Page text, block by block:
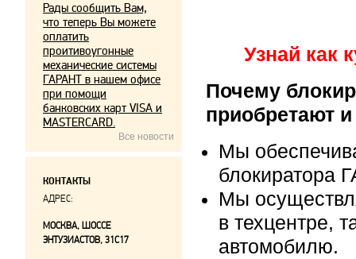
Узнай как
Почему
приобретают
Мы
блокиратора
Мы
в техцентре,
автомобилю.
Рады сообщить Вам,
что теперь Вы можете
оплатить
проитивоугонные
механические системы
ГАРАНТ в нашем офисе
при помощи
банковских карт VISA и
MASTERCARD.
Все новости
КОНТАКТЫ
АДРЕС:
МОСКВА, ШОССЕ
ЭНТУЗИАСТОВ, 31С17